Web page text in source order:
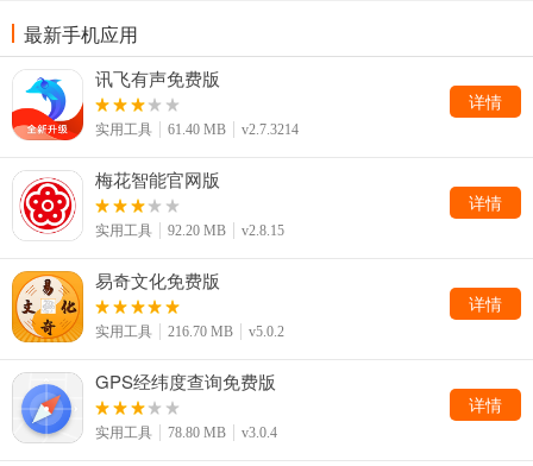
最新手机应用
讯飞有声免费版
实用工具 61.40 MB v2.7.3214
详情
梅花智能官网版
实用工具 92.20 MB v2.8.15
详情
易奇文化免费版
实用工具 216.70 MB v5.0.2
详情
GPS经纬度查询免费版
实用工具 78.80 MB v3.0.4
详情